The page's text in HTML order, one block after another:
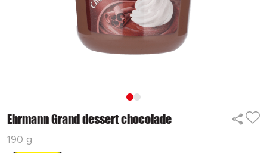
Ehrmann Grand dessert chocolade
190 g